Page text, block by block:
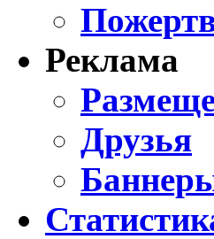
Реклама
Друзья